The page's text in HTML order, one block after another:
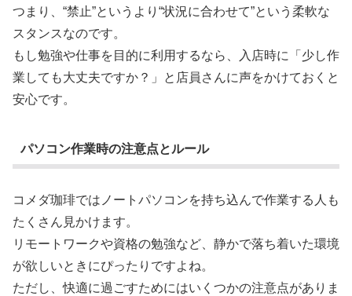
つまり、“禁止”というより“状況に合わせて”という柔軟な
スタンスなのです。
もし勉強や仕事を目的に利用するなら、入店時に「少し作
業しても大丈夫ですか？」と店員さんに声をかけておくと
安心です。
パソコン作業時の注意点とルール
コメダ珈琲ではノートパソコンを持ち込んで作業する人も
たくさん見かけます。
リモートワークや資格の勉強など、静かで落ち着いた環境
が欲しいときにぴったりですよね。
ただし、快適に過ごすためにはいくつかの注意点がありま